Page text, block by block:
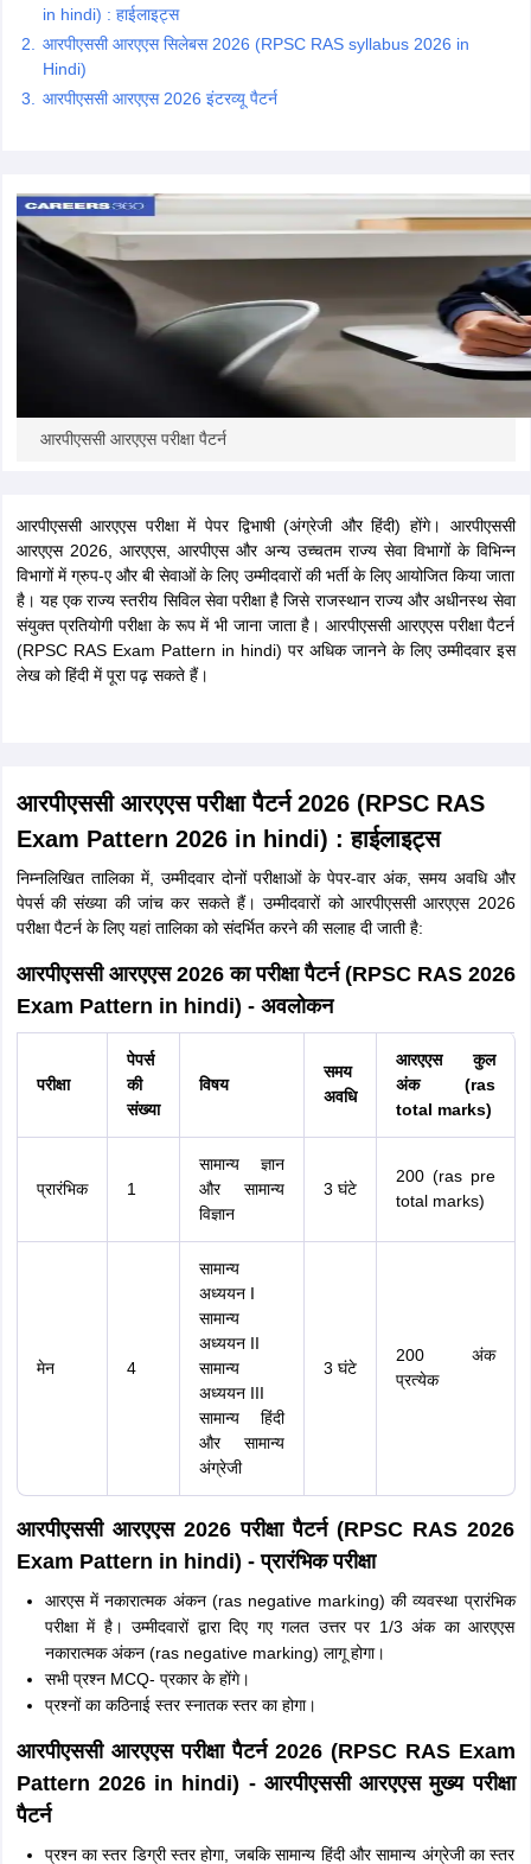
NET Exam PatternUGC NET Question Papers
Question Papers
in hindi) : हाईलाइट्स
आरपीएससी आरएएस सिलेबस 2026 (RPSC RAS syllabus 2026 in
Hindi)
आरपीएससी आरएएस 2026 इंटरव्यू पैटर्न
आरपीएससी आरएएस परीक्षा पैटर्न
आरपीएससी आरएएस परीक्षा में पेपर द्विभाषी (अंग्रेजी और हिंदी) होंगे। आरपीएससी
आरएएस 2026, आरएएस, आरपीएस और अन्य उच्चतम राज्य सेवा विभागों के विभिन्न
विभागों में ग्रुप-ए और बी सेवाओं के लिए उम्मीदवारों की भर्ती के लिए आयोजित किया जाता
है। यह एक राज्य स्तरीय सिविल सेवा परीक्षा है जिसे राजस्थान राज्य और अधीनस्थ सेवा
संयुक्त प्रतियोगी परीक्षा के रूप में भी जाना जाता है। आरपीएससी आरएएस परीक्षा पैटर्न
(RPSC RAS Exam Pattern in hindi) पर अधिक जानने के लिए उम्मीदवार इस
लेख को हिंदी में पूरा पढ़ सकते हैं।
आरपीएससी आरएएस परीक्षा पैटर्न 2026 (RPSC RAS
Exam Pattern 2026 in hindi) : हाईलाइट्स
निम्नलिखित तालिका में, उम्मीदवार दोनों परीक्षाओं के पेपर-वार अंक, समय अवधि और
पेपर्स की संख्या की जांच कर सकते हैं। उम्मीदवारों को आरपीएससी आरएएस 2026
परीक्षा पैटर्न के लिए यहां तालिका को संदर्भित करने की सलाह दी जाती है:
आरपीएससी आरएएस 2026 का परीक्षा पैटर्न (RPSC RAS 2026
Exam Pattern in hindi) - अवलोकन
परीक्षा
पेपर्स
की
संख्या
विषय
समय
अवधि
आरएएस कुल
अंक (ras
total marks)
प्रारंभिक 1
सामान्य ज्ञान
और सामान्य
विज्ञान
3 घंटे
200 (ras pre
total marks)
मेन 4
सामान्य
अध्ययन I
सामान्य
अध्ययन II
सामान्य
अध्ययन III
सामान्य हिंदी
और सामान्य
अंग्रेजी
3 घंटे
200 अंक
प्रत्येक
आरपीएससी आरएएस 2026 परीक्षा पैटर्न (RPSC RAS 2026
Exam Pattern in hindi) - प्रारंभिक परीक्षा
आरएस में नकारात्मक अंकन (ras negative marking) की व्यवस्था प्रारंभिक
परीक्षा में है। उम्मीदवारों द्वारा दिए गए गलत उत्तर पर 1/3 अंक का आरएएस
नकारात्मक अंकन (ras negative marking) लागू होगा।
सभी प्रश्न MCQ- प्रकार के होंगे।
प्रश्नों का कठिनाई स्तर स्नातक स्तर का होगा।
आरपीएससी आरएएस परीक्षा पैटर्न 2026 (RPSC RAS Exam
Pattern 2026 in hindi) - आरपीएससी आरएएस मुख्य परीक्षा
पैटर्न
प्रश्न का स्तर डिग्री स्तर होगा, जबकि सामान्य हिंदी और सामान्य अंग्रेजी का स्तर